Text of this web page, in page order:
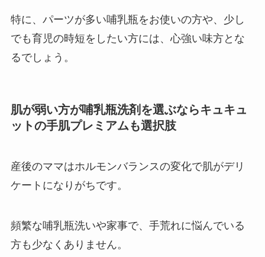
特に、パーツが多い哺乳瓶をお使いの方や、少し
でも育児の時短をしたい方には、心強い味方とな
るでしょう。
肌が弱い方が哺乳瓶洗剤を選ぶならキュキュ
ットの手肌プレミアムも選択肢
産後のママはホルモンバランスの変化で肌がデリ
ケートになりがちです。
頻繁な哺乳瓶洗いや家事で、手荒れに悩んでいる
方も少なくありません。